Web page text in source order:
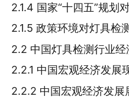
2.1.4 国家“十四五”规划
2.1.5 政策环境对灯具检
2.2 中国灯具检测行业
2.2.1 中国宏观经济发展
2.2.2 中国宏观经济发展